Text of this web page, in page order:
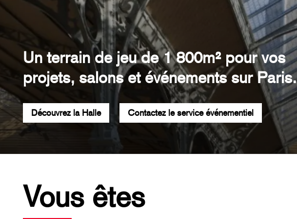
Un terrain de jeu de 1 800m² pour vos
projets, salons et événements sur Paris.
Découvrez la Halle Contactez le service événementiel
Vous êtes